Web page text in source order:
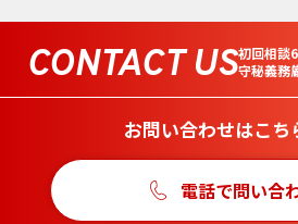
CONTACT US初回相談
守秘義務
お問い合わせはこち
電話で問い合